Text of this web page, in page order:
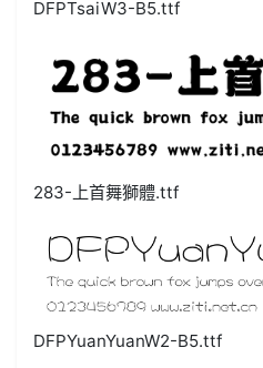
DFPTsaiW3-B5.ttf
283-上首舞獅體.ttf
DFPYuanYuanW2-B5.ttf